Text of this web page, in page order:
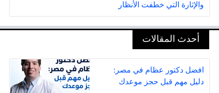
والإثارة التي خطفت الأنظار
أحدث المقالات
افضل دكتور عظام في مصر:
دليل مهم قبل حجز موعدك